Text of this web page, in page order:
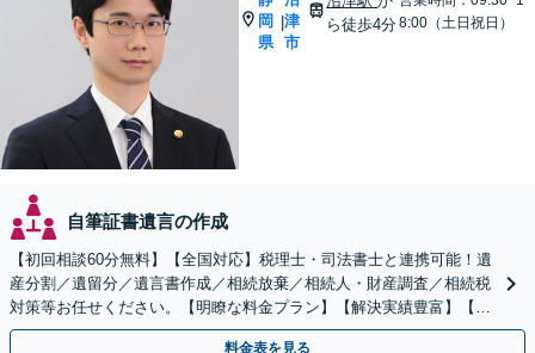
岡
県
|津
市
ら徒歩4分8:00（土日祝日）
自筆証書遺言の作成
【初回相談60分無料】【全国対応】税理士・司法書士と連携可能！遺
産分割／遺留分／遺言書作成／相続放棄／相続人・財産調査／相続税
対策等お任せください。【明瞭な料金プラン】【解決実績豊富】【電
話相談可】
料金表を見る